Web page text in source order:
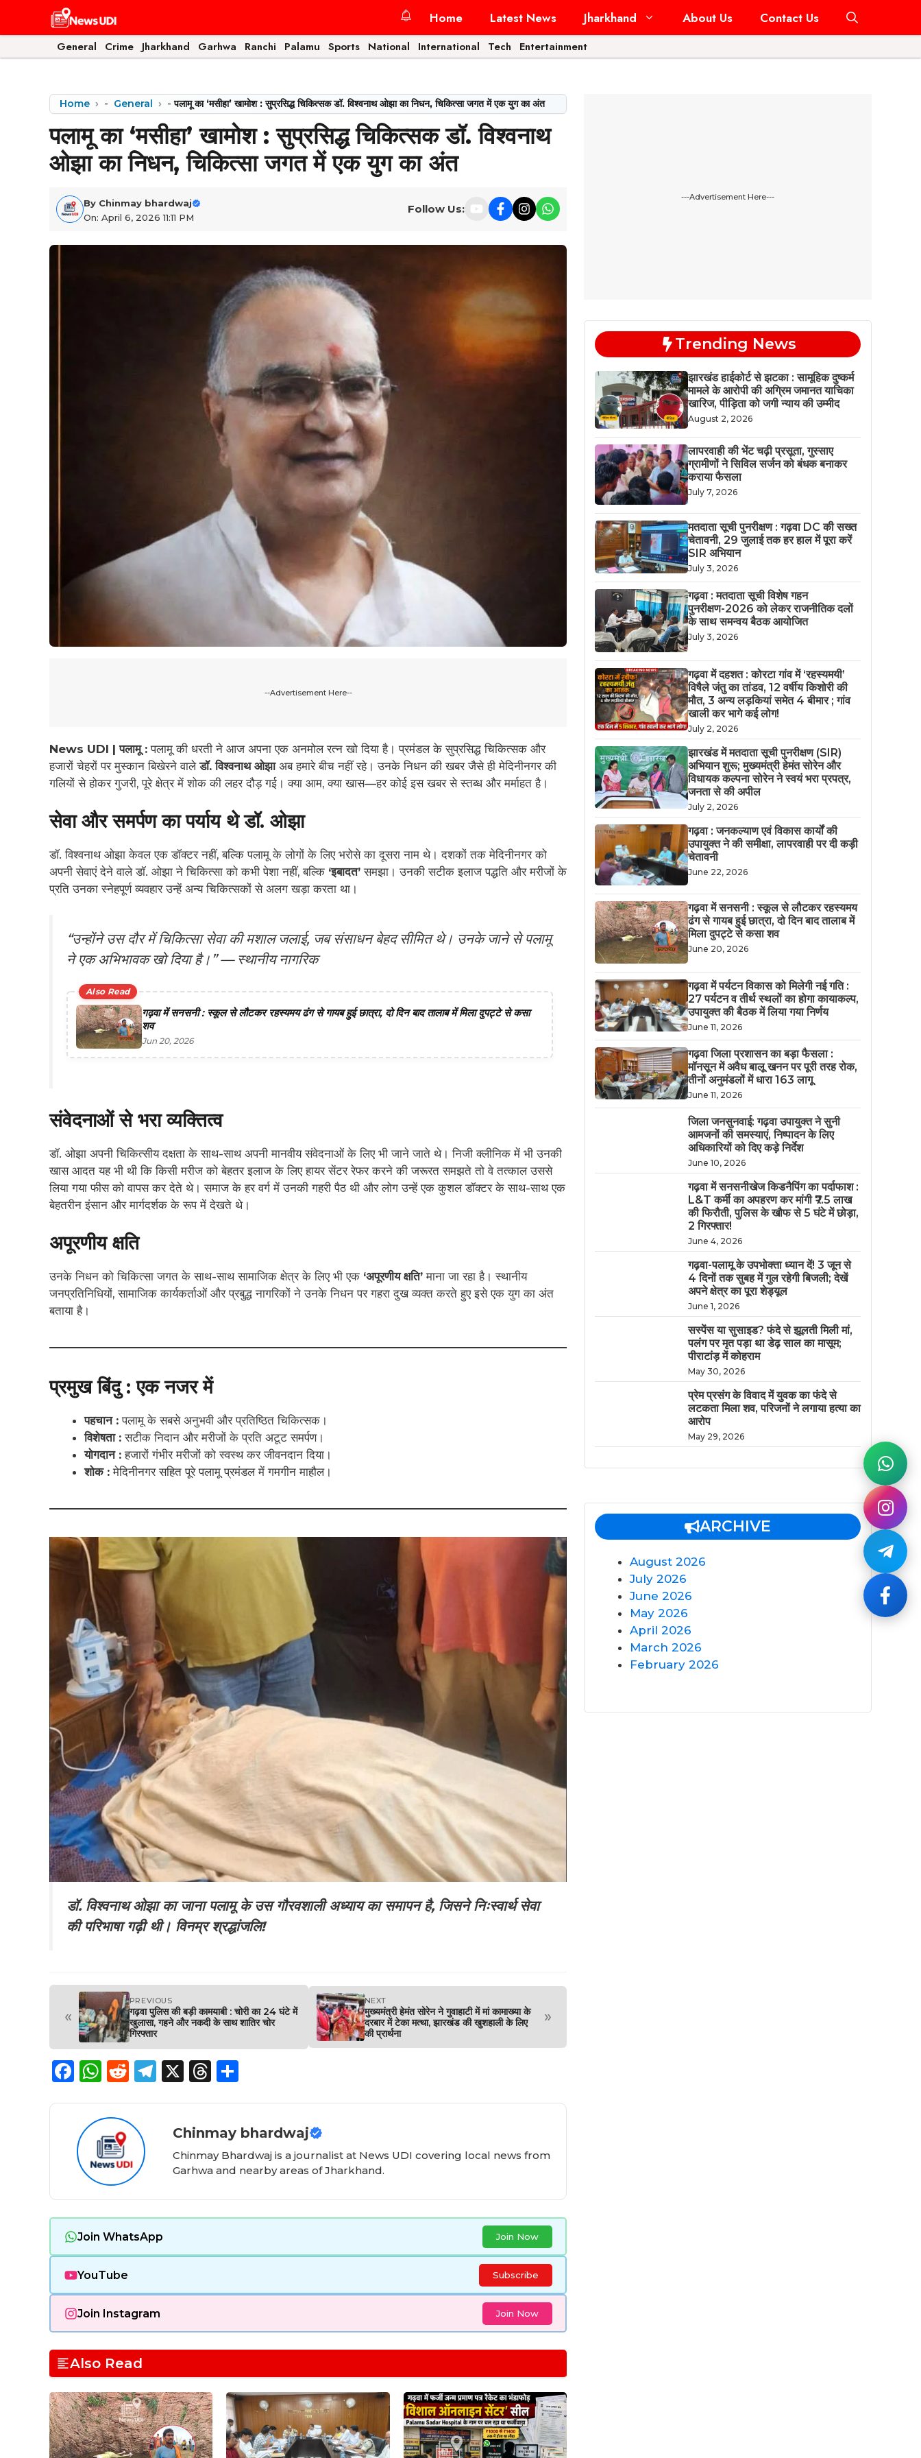
Home Latest News Jharkhand About Us Contact Us
General Crime Jharkhand Garhwa Ranchi Palamu Sports National International Tech Entertainment
Home - General -पलामू का ‘मसीहा’ खामोश : सुप्रसिद्ध चिकित्सक डॉ. विश्वनाथ ओझा का निधन, चिकित्सा जगत में एक युग का अंत
पलामू का ‘मसीहा’ खामोश : सुप्रसिद्ध चिकित्सक डॉ. विश्वनाथ
ओझा का निधन, चिकित्सा जगत में एक युग का अंत
By Chinmay bhardwaj
On: April 6, 2026 11:11 PM
Follow Us:
--Advertisement Here--
News UDI | पलामू : पलामू की धरती ने आज अपना एक अनमोल रत्न खो दिया है। प्रमंडल के सुप्रसिद्ध चिकित्सक और
हजारों चेहरों पर मुस्कान बिखेरने वालेडॉ. विश्वनाथ ओझाअब हमारे बीच नहीं रहे। उनके निधन की खबर जैसे ही मेदिनीनगर की
गलियों से होकर गुजरी, पूरे क्षेत्र में शोक की लहर दौड़ गई। क्या आम, क्या खास—हर कोई इस खबर से स्तब्ध और मर्माहत है।
सेवा और समर्पण का पर्याय थे डॉ. ओझा
डॉ. विश्वनाथ ओझा केवल एक डॉक्टर नहीं, बल्कि पलामू के लोगों के लिए भरोसे का दूसरा नाम थे। दशकों तक मेदिनीनगर को
अपनी सेवाएं देने वाले डॉ. ओझा ने चिकित्सा को कभी पेशा नहीं, बल्कि ‘इबादत’ समझा। उनकी सटीक इलाज पद्धति और मरीजों के
प्रति उनका स्नेहपूर्ण व्यवहार उन्हें अन्य चिकित्सकों से अलग खड़ा करता था।
“उन्होंने उस दौर में चिकित्सा सेवा की मशाल जलाई, जब संसाधन बेहद सीमित थे। उनके जाने से पलामू
ने एक अभिभावक खो दिया है।” — स्थानीय नागरिक
Also Read
गढ़वा में सनसनी : स्कूल से लौटकर रहस्यमय ढंग से गायब हुई छात्रा, दो दिन बाद तालाब में मिला दुपट्टे से कसा
शव
Jun 20, 2026
संवेदनाओं से भरा व्यक्तित्व
डॉ. ओझा अपनी चिकित्सीय दक्षता के साथ-साथ अपनी मानवीय संवेदनाओं के लिए भी जाने जाते थे। निजी क्लीनिक में भी उनकी
खास आदत यह भी थी कि किसी मरीज को बेहतर इलाज के लिए हायर सेंटर रेफर करने की जरूरत समझते तो वे तत्काल उससे
लिया गया फीस को वापस कर देते थे। समाज के हर वर्ग में उनकी गहरी पैठ थी और लोग उन्हें एक कुशल डॉक्टर के साथ-साथ एक
बेहतरीन इंसान और मार्गदर्शक के रूप में देखते थे।
अपूरणीय क्षति
उनके निधन को चिकित्सा जगत के साथ-साथ सामाजिक क्षेत्र के लिए भी एक ‘अपूरणीय क्षति’ माना जा रहा है। स्थानीय
जनप्रतिनिधियों, सामाजिक कार्यकर्ताओं और प्रबुद्ध नागरिकों ने उनके निधन पर गहरा दुख व्यक्त करते हुए इसे एक युग का अंत
बताया है।
प्रमुख बिंदु : एक नजर में
पहचान : पलामू के सबसे अनुभवी और प्रतिष्ठित चिकित्सक।
विशेषता : सटीक निदान और मरीजों के प्रति अटूट समर्पण।
योगदान : हजारों गंभीर मरीजों को स्वस्थ कर जीवनदान दिया।
शोक : मेदिनीनगर सहित पूरे पलामू प्रमंडल में गमगीन माहौल।
डॉ. विश्वनाथ ओझा का जाना पलामू के उस गौरवशाली अध्याय का समापन है, जिसने निःस्वार्थ सेवा
की परिभाषा गढ़ी थी। विनम्र श्रद्धांजलि!
«
PREVIOUS
गढ़वा पुलिस की बड़ी कामयाबी : चोरी का 24 घंटे में
खुलासा, गहने और नकदी के साथ शातिर चोर
गिरफ्तार
NEXT
मुख्यमंत्री हेमंत सोरेन ने गुवाहाटी में मां कामाख्या के
दरबार में टेका मत्था, झारखंड की खुशहाली के लिए
की प्रार्थना
»
F
e
b
o
o
k
W
a
ts
A
p
p
R
d
di
t
T
ra
m
X
T
a
d
s
re
Chinmay bhardwaj
Chinmay Bhardwaj is a journalist at News UDI covering local news from
Garhwa and nearby areas of Jharkhand.
Join WhatsApp Join Now
YouTube Subscribe
Join Instagram Join Now
Also Read
---Advertisement Here---
Trending News
झारखंड हाईकोर्ट से झटका : सामूहिक दुष्कर्म
मामले के आरोपी की अग्रिम जमानत याचिका
खारिज, पीड़िता को जगी न्याय की उम्मीद
August 2, 2026
लापरवाही की भेंट चढ़ी प्रसूता, गुस्साए
ग्रामीणों ने सिविल सर्जन को बंधक बनाकर
कराया फैसला
July 7, 2026
मतदाता सूची पुनरीक्षण : गढ़वा DC की सख्त
चेतावनी, 29 जुलाई तक हर हाल में पूरा करें
SIR अभियान
July 3, 2026
गढ़वा : मतदाता सूची विशेष गहन
पुनरीक्षण-2026 को लेकर राजनीतिक दलों
के साथ समन्वय बैठक आयोजित
July 3, 2026
गढ़वा में दहशत : कोरटा गांव में ‘रहस्यमयी’
विषैले जंतु का तांडव, 12 वर्षीय किशोरी की
मौत, 3 अन्य लड़कियां समेत 4 बीमार ; गांव
खाली कर भागे कई लोग!
July 2, 2026
झारखंड में मतदाता सूची पुनरीक्षण (SIR)
अभियान शुरू; मुख्यमंत्री हेमंत सोरेन और
विधायक कल्पना सोरेन ने स्वयं भरा प्रपत्र,
जनता से की अपील
July 2, 2026
गढ़वा : जनकल्याण एवं विकास कार्यों की
उपायुक्त ने की समीक्षा, लापरवाही पर दी कड़ी
चेतावनी
June 22, 2026
गढ़वा में सनसनी : स्कूल से लौटकर रहस्यमय
ढंग से गायब हुई छात्रा, दो दिन बाद तालाब में
मिला दुपट्टे से कसा शव
June 20, 2026
गढ़वा में पर्यटन विकास को मिलेगी नई गति :
27 पर्यटन व तीर्थ स्थलों का होगा कायाकल्प,
उपायुक्त की बैठक में लिया गया निर्णय
June 11, 2026
गढ़वा जिला प्रशासन का बड़ा फैसला :
मॉनसून में अवैध बालू खनन पर पूरी तरह रोक,
तीनों अनुमंडलों में धारा 163 लागू
June 11, 2026
जिला जनसुनवाई: गढ़वा उपायुक्त ने सुनी
आमजनों की समस्याएं, निष्पादन के लिए
अधिकारियों को दिए कड़े निर्देश
June 10, 2026
गढ़वा में सनसनीखेज किडनैपिंग का पर्दाफाश :
L&T कर्मी का अपहरण कर मांगी ₹7.5 लाख
की फिरौती, पुलिस के खौफ से 5 घंटे में छोड़ा,
2 गिरफ्तार!
June 4, 2026
गढ़वा-पलामू के उपभोक्ता ध्यान दें! 3 जून से
4 दिनों तक सुबह में गुल रहेगी बिजली; देखें
अपने क्षेत्र का पूरा शेड्यूल
June 1, 2026
सस्पेंस या सुसाइड? फंदे से झूलती मिली मां,
पलंग पर मृत पड़ा था डेढ़ साल का मासूम;
पीराटांड़ में कोहराम
May 30, 2026
​प्रेम प्रसंग के विवाद में युवक का फंदे से
लटकता मिला शव, परिजनों ने लगाया हत्या का
आरोप
May 29, 2026
ARCHIVE
August 2026
July 2026
June 2026
May 2026
April 2026
March 2026
February 2026